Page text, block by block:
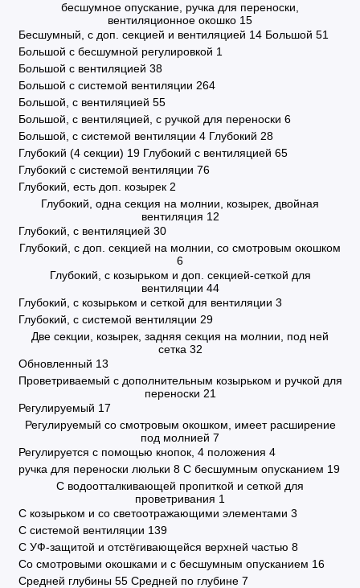
бесшумное опускание, ручка для переноски,
вентиляционное окошко 15
Бесшумный, с доп. секцией и вентиляцией 14 Большой 51
Большой с бесшумной регулировкой 1
Большой с вентиляцией 38
Большой с системой вентиляции 264
Большой, с вентиляцией 55
Большой, с вентиляцией, с ручкой для переноски 6
Большой, с системой вентиляции 4 Глубокий 28
Глубокий (4 секции) 19 Глубокий с вентиляцией 65
Глубокий с системой вентиляции 76
Глубокий, есть доп. козырек 2
Глубокий, одна секция на молнии, козырек, двойная
вентиляция 12
Глубокий, с вентиляцией 30
Глубокий, с доп. секцией на молнии, со смотровым окошком
6
Глубокий, с козырьком и доп. секцией-сеткой для
вентиляции 44
Глубокий, с козырьком и сеткой для вентиляции 3
Глубокий, с системой вентиляции 29
Две секции, козырек, задняя секция на молнии, под ней
сетка 32
Обновленный 13
Проветриваемый с дополнительным козырьком и ручкой для
переноски 21
Регулируемый 17
Регулируемый со смотровым окошком, имеет расширение
под молнией 7
Регулируется с помощью кнопок, 4 положения 4
ручка для переноски люльки 8 С бесшумным опусканием 19
С водоотталкивающей пропиткой и сеткой для
проветривания 1
С козырьком и со светоотражающими элементами 3
С системой вентиляции 139
С УФ-защитой и отстёгивающейся верхней частью 8
Со смотровыми окошками и с бесшумным опусканием 16
Средней глубины 55 Средней по глубине 7